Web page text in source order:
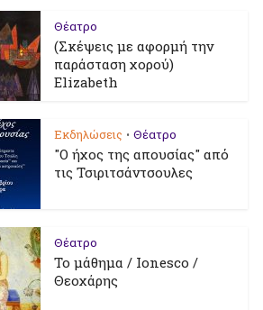
Θέατρο
(Σκέψεις με αφορμή την
παράσταση χορού)
Elizabeth
Εκδηλώσεις • Θέατρο
"Ο ήχος της απουσίας" από
τις Τσιριτσάντσουλες
Θέατρο
Το μάθημα / Ionesco /
Θεοχάρης